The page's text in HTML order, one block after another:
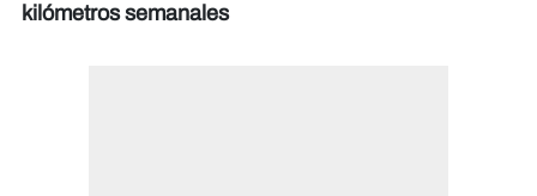
kilómetros semanales